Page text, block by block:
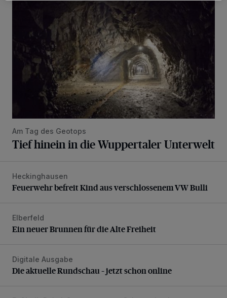
Am Tag des Geotops
Tief hinein in die Wuppertaler Unterwelt
Feuerwehr befreit Kind aus verschlossenem VW Bulli
Heckinghausen
Feuerwehr befreit Kind aus verschlossenem VW Bulli
Ein neuer Brunnen für die Alte Freiheit
Elberfeld
Ein neuer Brunnen für die Alte Freiheit
Die aktuelle Rundschau – jetzt schon online
Digitale Ausgabe
Die aktuelle Rundschau – jetzt schon online